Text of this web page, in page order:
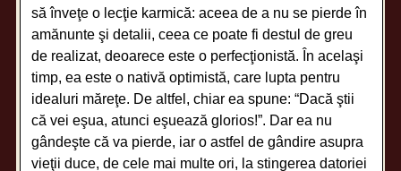
să înveţe o lecţie karmică: aceea de a nu se pierde în
amănunte şi detalii, ceea ce poate fi destul de greu
de realizat, deoarece este o perfecţionistă. În acelaşi
timp, ea este o nativă optimistă, care lupta pentru
idealuri măreţe. De altfel, chiar ea spune: “Dacă ştii
că vei eşua, atunci eşuează glorios!”. Dar ea nu
gândeşte că va pierde, iar o astfel de gândire asupra
vieţii duce, de cele mai multe ori, la stingerea datoriei